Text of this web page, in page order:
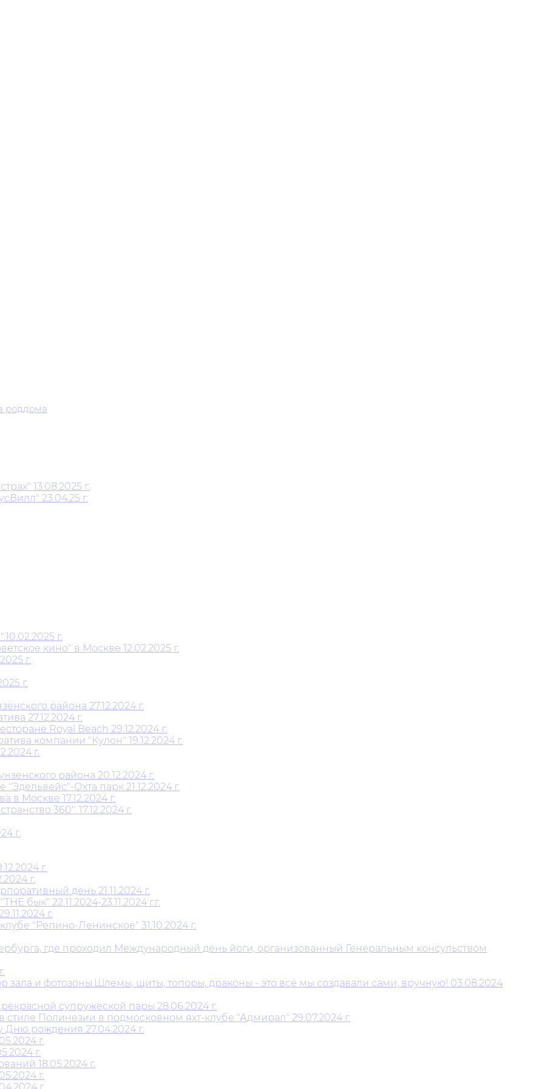
роддома
13.08.2025 г.
23.04.25 г.
г.
кино" в Москве 12.02.2025 г.
г.
г.
района 27.12.2024 г.
27.12.2024 г.
Royal Beach 29.12.2024 г.
компании "Кулон" 19.12.2024 г.
г.
района 20.12.2024 г.
Охта парк 21.12.2024 г.
в Москве 17.12.2024 г.
360". 17.12.2024 г.
г.
г.
г.
день 21.11.2024 г.
бык" 22.11.2024-23.11.2024 г.г.
г.
"Репино-Ленинское" 31.10.2024 г.
где проходил Международный день йоги, организованный Генеральным консульством
и фотозоны.Шлемы, щиты, топоры, драконы - это всё мы создавали сами, вручную! 03.08.2024
супружеской пары 28.06.2024 г.
Полинезии в подмосковном яхт-клубе "Адмирал" 29.07.2024 г.
рождения 27.04.2024 г.
г.
г.
18.05.2024 г.
г.